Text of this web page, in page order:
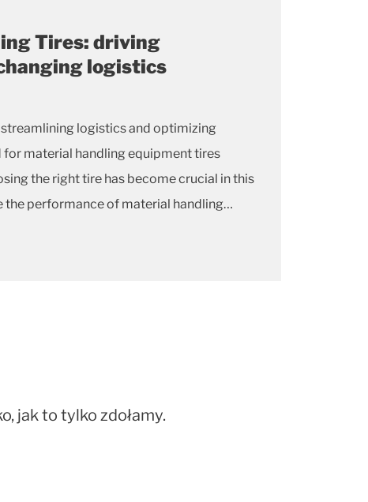
Tires: driving
logistics
logistics and optimizing
material handling equipment tires
the right tire has become crucial in this
the performance of material handling
jak to tylko zdołamy.